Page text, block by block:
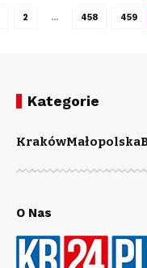
2 … 458 459
Kategorie
KrakówMałopolska
O Nas